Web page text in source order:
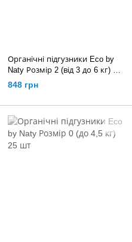
Органічні підгузники Eco by
Naty Розмір 2 (від 3 до 6 кг) 33
шт
848 грн